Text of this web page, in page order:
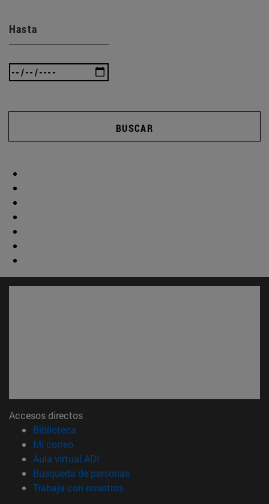
Hasta
BUSCAR
Accesos directos
Biblioteca
Mi correo(abre en nueva ventana)
Aula virtual ADI
Búsqueda de personas(abre en nueva ventana)
Trabaja con nosotros(abre en nueva ventana)